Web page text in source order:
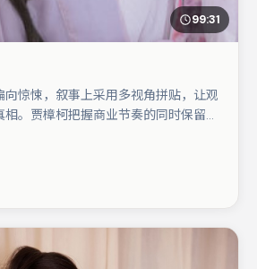
99:31
向惊悚，叙事上采用多视角拼贴，让观
。贾樟柯把握商业节奏的同时保留人
奇明分别提供反差与喜剧/悬疑调剂
紧凑、反转有度，值得列入片单。